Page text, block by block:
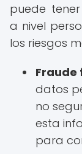
puede
a nivel
los riesgos
Fraude
datos
no
esta
para